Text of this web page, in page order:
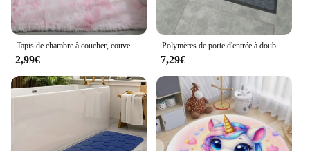
2,99€
Polymères de porte d'entrée à double rayure classiques, tapis de pavage commercial en PVC, HONon-ALD, bureau, maison, cuisine, 1 pièce
7,29€